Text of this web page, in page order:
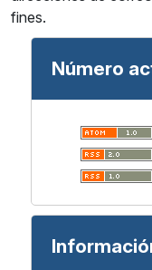
fines.
Número